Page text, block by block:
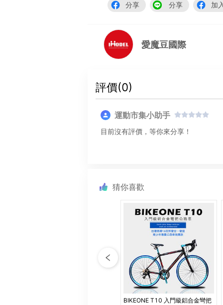
分享 分享 加
愛魔豆國際
評價(0)
運動市集小助手
目前沒有評價，等你來分享！
猜你喜歡
BIKEONE T10 入門級鋁合金彎把